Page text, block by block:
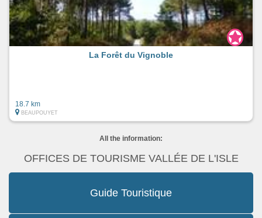
La Forêt du Vignoble
18.7 km
BEAUPOUYET
All the information:
OFFICES DE TOURISME VALLÉE DE L'ISLE
Guide Touristique